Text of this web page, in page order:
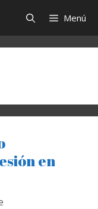
Menú
en